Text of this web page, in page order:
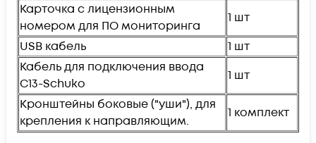
Карточка с лицензионным
номером для ПО мониторинга
1 шт
USB кабель
1 шт
Кабель для подключения ввода
C13-Schuko
1 шт
Кронштейны боковые ("уши"), для
крепления к направляющим.
1 комплект